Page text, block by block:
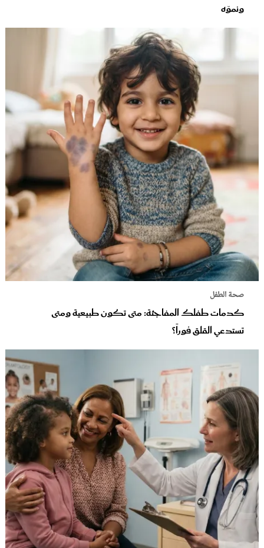
ونموّه
صحة الطفل
كدمات طفلك المفاجئة: متى تكون طبيعية ومتى
تستدعي القلق فوراً؟